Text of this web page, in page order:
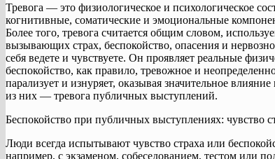
Тревога — это физиологическое и психологическое
когнитивные, соматические и эмоциональные
Более того, тревога считается общим словом,
вызывающих страх, беспокойство, опасения и
себя ведете и чувствуете. Он проявляет реальные
беспокойство, как правило, тревожное и
парализует и изнуряет, оказывая значительное
из них — тревога публичных выступлений.
Беспокойство при публичных выступлениях: чувство
Люди всегда испытывают чувство страха или
например, с экзаменом, собеседованием, тестом или